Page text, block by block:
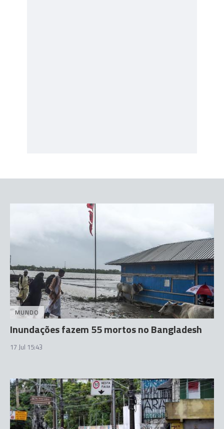
MUNDO
Inundações fazem 55 mortos no Bangladesh
17 Jul 15:43